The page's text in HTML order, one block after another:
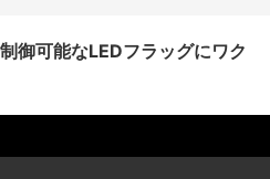
御可能なLEDフラッグにワク